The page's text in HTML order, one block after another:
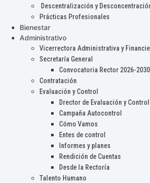
Descentralización y
Prácticas Profesionales
Bienestar
Administrativo
Vicerrectora Administrativa y
Secretaría General
Convocatoria Rector 2026-2030
Contratación
Evaluación y Control
Drector de Evaluación y Control
Campaña Autocontrol
Cómo Vamos
Entes de control
Informes y planes
Rendición de Cuentas
Desde la Rectoría
Talento Humano